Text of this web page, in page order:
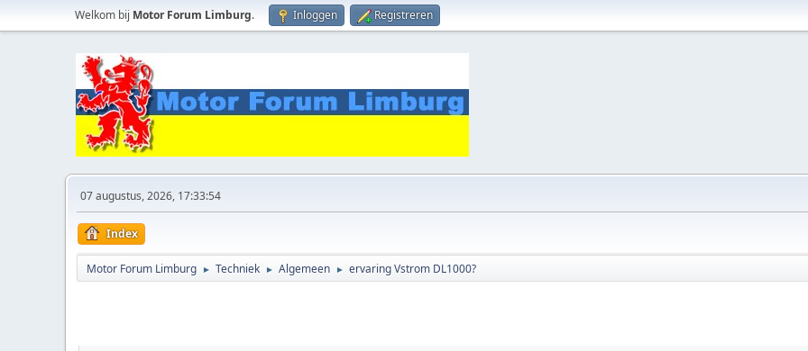
Welkom bij Motor Forum Limburg. Inloggen Registreren
07 augustus, 2026, 17:33:54
Index
Motor Forum Limburg ► Techniek ► Algemeen ► ervaring Vstrom DL1000?